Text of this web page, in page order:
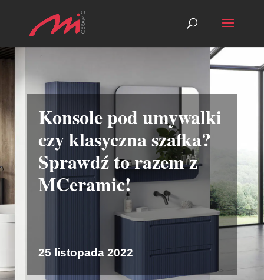
Konsole pod umywalki
czy klasyczna szafka?
Sprawdź to razem z
MCeramic!
25 listopada 2022